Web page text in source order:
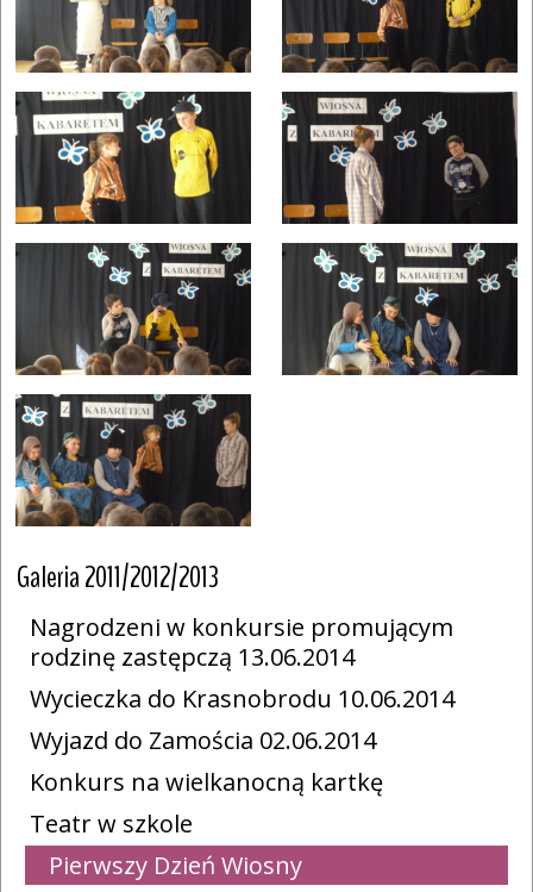
Galeria 2011/2012/2013
Nagrodzeni w konkursie promującym
rodzinę zastępczą 13.06.2014
Wycieczka do Krasnobrodu 10.06.2014
Wyjazd do Zamościa 02.06.2014
Konkurs na wielkanocną kartkę
Teatr w szkole
Pierwszy Dzień Wiosny